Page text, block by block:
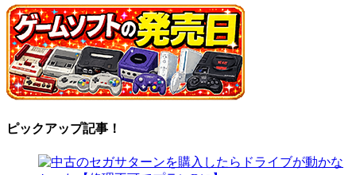
ピックアップ記事！